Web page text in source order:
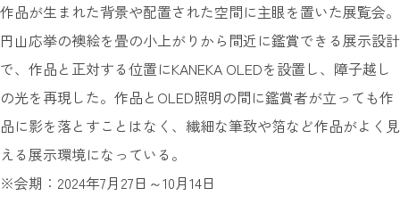
作品が生まれた背景や配置された空間に主眼を置いた展覧会。
円山応挙の襖絵を畳の小上がりから間近に鑑賞できる展示設計
で、作品と正対する位置にKANEKA OLEDを設置し、障子越し
の光を再現した。作品とOLED照明の間に鑑賞者が立っても作
品に影を落とすことはなく、繊細な筆致や箔など作品がよく見
える展示環境になっている。
※会期：2024年7月27日～10月14日